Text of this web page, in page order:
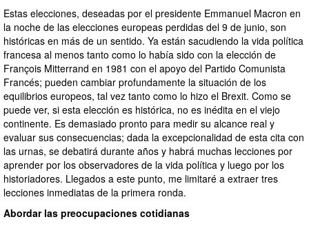
Estas elecciones, deseadas por el presidente Emmanuel Macron en
la noche de las elecciones europeas perdidas del 9 de junio, son
históricas en más de un sentido. Ya están sacudiendo la vida política
francesa al menos tanto como lo había sido con la elección de
François Mitterrand en 1981 con el apoyo del Partido Comunista
Francés; pueden cambiar profundamente la situación de los
equilibrios europeos, tal vez tanto como lo hizo el Brexit. Como se
puede ver, si esta elección es histórica, no es inédita en el viejo
continente. Es demasiado pronto para medir su alcance real y
evaluar sus consecuencias; dada la excepcionalidad de esta cita con
las urnas, se debatirá durante años y habrá muchas lecciones por
aprender por los observadores de la vida política y luego por los
historiadores. Llegados a este punto, me limitaré a extraer tres
lecciones inmediatas de la primera ronda.
Abordar las preocupaciones cotidianas